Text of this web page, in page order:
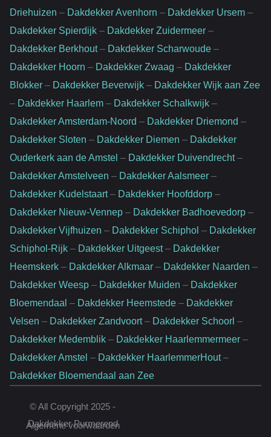
Driehuizen – Dakdekker Avenhorn – Dakdekker Ursem –
Dakdekker Spierdijk – Dakdekker Zuidermeer –
Dakdekker Berkhout– Dakdekker Scharwoude –
Dakdekker Hoorn – Dakdekker Zwaag – Dakdekker
Blokker – Dakdekker Beverwijk – Dakdekker Wijk aan Zee
– Dakdekker Haarlem – Dakdekker Schalkwijk –
Dakdekker Amsterdam-Noord – Dakdekker Driemond –
Dakdekker Sloten – Dakdekker Diemen – Dakdekker
Ouderkerk aan de Amstel – Dakdekker Duivendrecht–
Dakdekker Amstelveen – Dakdekker Aalsmeer –
Dakdekker Kudelstaart– Dakdekker Hoofddorp –
Dakdekker Nieuw-Vennep – Dakdekker Badhoevedorp –
Dakdekker Vijfhuizen – Dakdekker Schiphol – Dakdekker
Schiphol-Rijk – Dakdekker Uitgeest– Dakdekker
Heemskerk – Dakdekker Alkmaar – Dakdekker Naarden –
Dakdekker Weesp – Dakdekker Muiden – Dakdekker
Bloemendaal – Dakdekker Heemstede – Dakdekker
Velsen – Dakdekker Zandvoort– Dakdekker Schoorl –
Dakdekker Medemblik – Dakdekker Haarlemmermeer –
Dakdekker Amstel – Dakdekker HaarlemmerHout–
Dakdekker Bloemendaal aan Zee
© All Copyright 2025 -
Dakdekker Purmerend
Algemene voorwaarden